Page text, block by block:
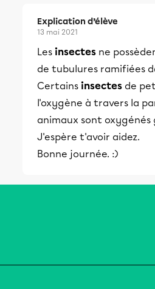
Explication d’élève
13 mai 2021
Les insectes ne
de tubulures ramifiées
Certains insectes de
l'oxygène à travers la
animaux sont
J'espère t'avoir aidez.
Bonne journée. :)